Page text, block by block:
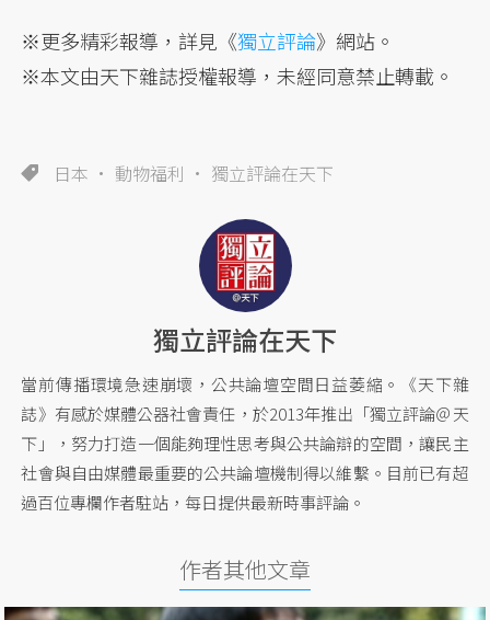
※更多精彩報導，詳見《獨立評論》網站。
※本文由天下雜誌授權報導，未經同意禁止轉載。
日本 動物福利 獨立評論在天下
獨立評論在天下
當前傳播環境急速崩壞，公共論壇空間日益萎縮。《天下雜
誌》有感於媒體公器社會責任，於2013年推出「獨立評論＠天
下」，努力打造一個能夠理性思考與公共論辯的空間，讓民主
社會與自由媒體最重要的公共論壇機制得以維繫。目前已有超
過百位專欄作者駐站，每日提供最新時事評論。
作者其他文章